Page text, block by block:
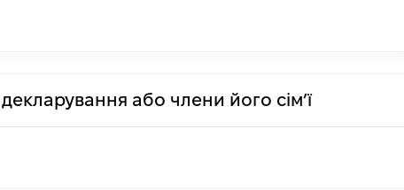
або члени його сім’ї